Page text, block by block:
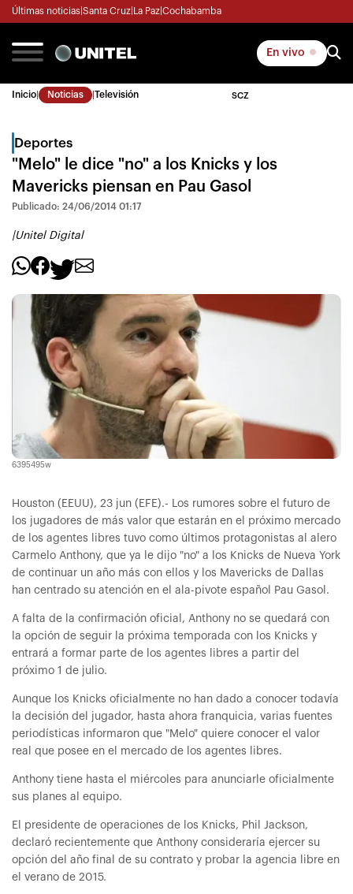
Últimas noticias Santa Cruz La Paz Cochabamba
En vivo
Inicio Noticias Televisión SCZ
Deportes
"Melo" le dice "no" a los Knicks y los
Mavericks piensan en Pau Gasol
Publicado: 24/06/2014 01:17
|Unitel Digital
6395495w
Houston (EEUU), 23 jun (EFE).- Los rumores sobre el futuro de
los jugadores de más valor que estarán en el próximo mercado
de los agentes libres tuvo como últimos protagonistas al alero
Carmelo Anthony, que ya le dijo "no" a los Knicks de Nueva York
de continuar un año más con ellos y los Mavericks de Dallas
han centrado su atención en el ala-pivote español Pau Gasol.
A falta de la confirmación oficial, Anthony no se quedará con
la opción de seguir la próxima temporada con los Knicks y
entrará a formar parte de los agentes libres a partir del
próximo 1 de julio.
Aunque los Knicks oficialmente no han dado a conocer todavía
la decisión del jugador, hasta ahora franquicia, varias fuentes
periodísticas informaron que "Melo" quiere conocer el valor
real que posee en el mercado de los agentes libres.
Anthony tiene hasta el miércoles para anunciarle oficialmente
sus planes al equipo.
El presidente de operaciones de los Knicks, Phil Jackson,
declaró recientemente que Anthony consideraría ejercer su
opción del año final de su contrato y probar la agencia libre en
el verano de 2015.